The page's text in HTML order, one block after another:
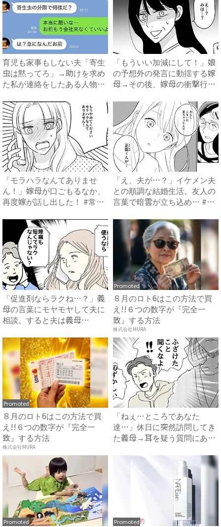
育児も家事もしない夫「寄生
虫は黙ってろ」→助けを求め
た私が連絡をしたある人物と
「もういい加減にして！」娘
の予想外の発言に動揺する嫁
母→その後、嫁母の衝撃行動
「モラハラなんてありませ
ん！」嫁母が口ごもるなか、
再度嫁が話し出した！ #常識
「え、夫が…？」イケメン夫
との順調な結婚生活。友人の
言葉で暗雲が立ち込め… #
「促進剤ならラクね…？」義
母の言葉にモヤモヤして夫に
相談。すると夫は義母
Promoted
８月のロト6はこの方法で買
え!!６つの数字が『完全一
致』する方法
株式会社MURA
Promoted
８月のロト6はこの方法で買
え!!６つの数字が『完全一
致』する方法
株式会社MURA
「ねぇ…ところであなた
達…」休日に突然訪問してき
た義母→耳を疑う質問にあ
Promoted Promoted